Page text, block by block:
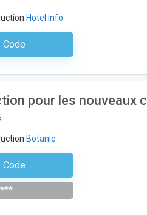
Hotel.info
Code
N'est Nécessaire
pour les nouveaux
Botanic
CodeÀ La Newsletter